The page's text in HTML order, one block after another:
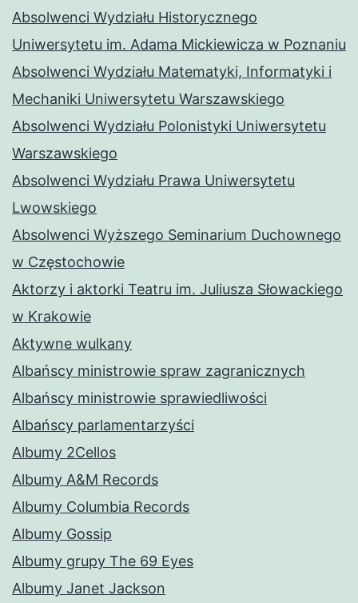
Absolwenci Wydziału Historycznego
Uniwersytetu im. Adama Mickiewicza w Poznaniu
Absolwenci Wydziału Matematyki, Informatyki i
Mechaniki Uniwersytetu Warszawskiego
Absolwenci Wydziału Polonistyki Uniwersytetu
Warszawskiego
Absolwenci Wydziału Prawa Uniwersytetu
Lwowskiego
Absolwenci Wyższego Seminarium Duchownego
w Częstochowie
Aktorzy i aktorki Teatru im. Juliusza Słowackiego
w Krakowie
Aktywne wulkany
Albańscy ministrowie spraw zagranicznych
Albańscy ministrowie sprawiedliwości
Albańscy parlamentarzyści
Albumy 2Cellos
Albumy A&M Records
Albumy Columbia Records
Albumy Gossip
Albumy grupy The 69 Eyes
Albumy Janet Jackson